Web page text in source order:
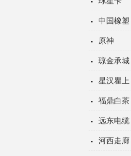
中国橡塑
原神
琼金承城
星汉瞿上
福鼎白茶
远东电缆
河西走廊